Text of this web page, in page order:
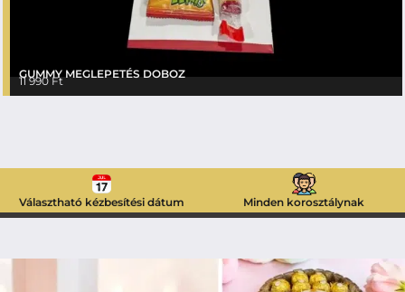
GUMMY MEGLEPETÉS DOBOZ
11 990Ft
Választható kézbesítési dátum Minden korosztálynak